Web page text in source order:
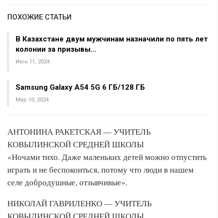
ПОХОЖИЕ СТАТЬИ
В Казахстане двум мужчинам назначили по пять лет
колонии за призывы…
Июн 11, 2024
Samsung Galaxy A54 5G 6 ГБ/128 ГБ
Мар 10, 2024
АНТОНИНА РАКЕТСКАЯ — УЧИТЕЛЬ
КОВЫЛИНСКОЙ СРЕДНЕЙ ШКОЛЫ
«Ночами тихо. Даже маленьких детей можно отпустить
играть и не беспокоиться, потому что люди в нашем
селе добродушные, отзывчивые».
НИКОЛАЙ ГАВРИЛЕНКО — УЧИТЕЛЬ